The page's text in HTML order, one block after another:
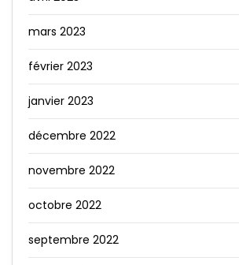
mars 2023
février 2023
janvier 2023
décembre 2022
novembre 2022
octobre 2022
septembre 2022